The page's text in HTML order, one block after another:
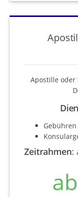
Apostille oder
Gebühren
Zeitrahmen: